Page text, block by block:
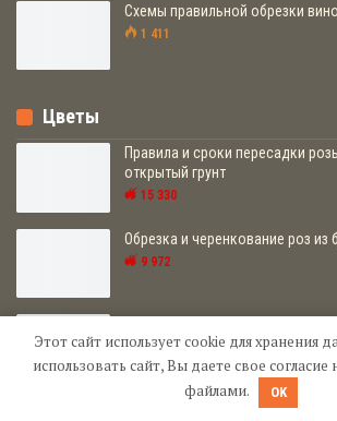
Схемы правильной обрезки
1 411
Цветы
Правила и сроки пересадки
открытый грунт
15 330
Обрезка и черенкование роз из
9 972
8 249
Этот сайт использует cookie для хранения
использовать сайт, Вы даете свое согласие
файлами.
OK